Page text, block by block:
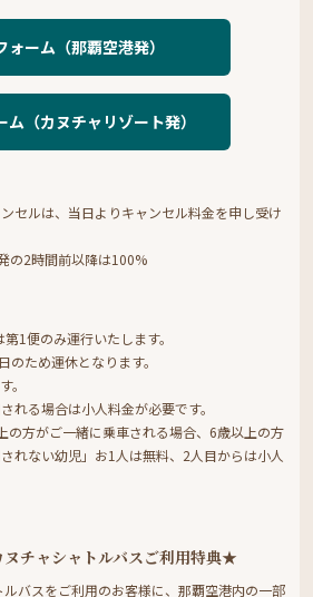
ォーム（那覇空港発）
ム（カヌチャリゾート発）
セルは、当日よりキャンセル料金を申し受け
の2時間前以降は100%
1便のみ運行いたします。
ため運休となります。
。
れる場合は小人料金が必要です。
の方がご一緒に乗車される場合、6歳以上の方
れない幼児」お1人は無料、2人目からは小人
チャシャトルバスご利用特典★
バスをご利用のお客様に、那覇空港内の一部